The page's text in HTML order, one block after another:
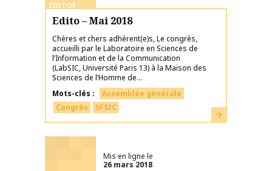
ÉDITOS
Edito – Mai 2018
Chères et chers adhérent(e)s, Le congrès,
accueilli par le Laboratoire en Sciences de
l’Information et de la Communication
(LabSIC, Université Paris 13) à la Maison des
Sciences de l’Homme de...
Mots-clés
Assemblée générale
Congrès
SFSIC En savoir plus
Mis en ligne le
26 mars 2018